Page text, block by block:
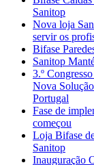
Sanitop
Nova loja
servir os
Bifase
Sanitop
3.º
Nova
Portugal
Fase de
começou
Loja Bifase
Sanitop
Inauguração